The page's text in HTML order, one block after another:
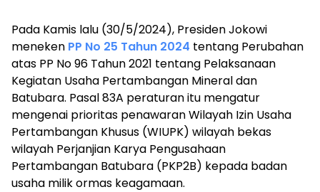
Pada Kamis lalu (30/5/2024), Presiden Jokowi
meneken PP No 25 Tahun 2024 tentang Perubahan
atas PP No 96 Tahun 2021 tentang Pelaksanaan
Kegiatan Usaha Pertambangan Mineral dan
Batubara. Pasal 83A peraturan itu mengatur
mengenai prioritas penawaran Wilayah Izin Usaha
Pertambangan Khusus (WIUPK) wilayah bekas
wilayah Perjanjian Karya Pengusahaan
Pertambangan Batubara (PKP2B) kepada badan
usaha milik ormas keagamaan.